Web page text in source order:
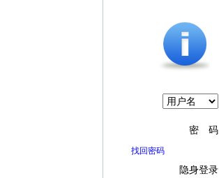
密 码
找回密码
隐身登录